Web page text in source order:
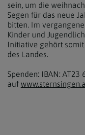
sein, um die
Segen für das neue
bitten. Im
Kinder und
Initiative gehört
des Landes.
Spenden: IBAN:
auf